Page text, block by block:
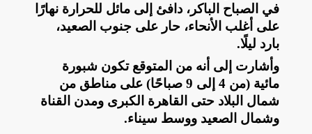
في الصباح الباكر، دافئ إلى مائل للحرارة نهارًا
على أغلب الأنحاء، حار على جنوب الصعيد،
بارد ليلًا.
وأشارت إلى أنه من المتوقع تكون شبورة
مائية (من 4 إلى 9 صباحًا) على مناطق من
شمال البلاد حتى القاهرة الكبرى ومدن القناة
وشمال الصعيد ووسط سيناء.